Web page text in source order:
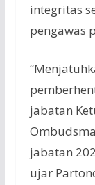
integritas
pengawas
jabatan
jabatan
ujar